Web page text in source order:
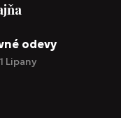
odevy
Lipany